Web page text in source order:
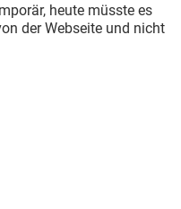
heute müsste es
der Webseite und nicht